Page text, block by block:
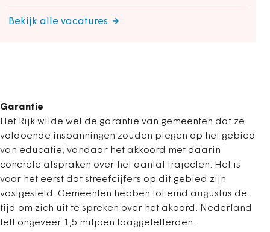
Bekijk alle vacatures
Garantie
Het Rijk wilde wel de garantie van gemeenten dat ze
voldoende inspanningen zouden plegen op het gebied
van educatie, vandaar het akkoord met daarin
concrete afspraken over het aantal trajecten. Het is
voor het eerst dat streefcijfers op dit gebied zijn
vastgesteld. Gemeenten hebben tot eind augustus de
tijd om zich uit te spreken over het akoord. Nederland
telt ongeveer 1,5 miljoen laaggeletterden.